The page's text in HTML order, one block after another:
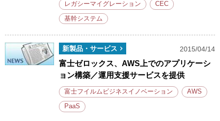
レガシーマイグレーション CEC
基幹システム
新製品・サービス 2015/04/14
富士ゼロックス、AWS上でのアプリケーシ
ョン構築／運用支援サービスを提供
富士フイルムビジネスイノベーション AWS
PaaS